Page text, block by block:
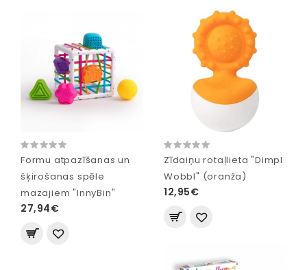
Formu atpazīšanas un
šķirošanas spēle
mazajiem "InnyBin"
27,94€
Zīdaiņu rotaļlieta "Dimpl
Wobbl" (oranža)
12,95€